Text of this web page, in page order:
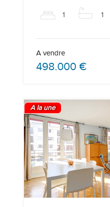
1 1
A vendre
498.000 €
A la une